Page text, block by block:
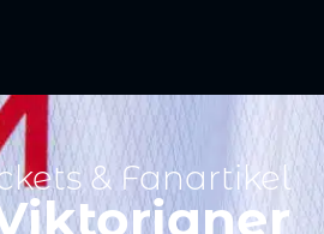
& Fanartikel